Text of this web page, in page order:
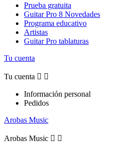
Prueba gratuita
Guitar Pro 8 Novedades
Programa educativo
Artistas
Guitar Pro tablaturas
Tu cuenta
Tu cuenta  
Información personal
Pedidos
Arobas Music
Arobas Music  